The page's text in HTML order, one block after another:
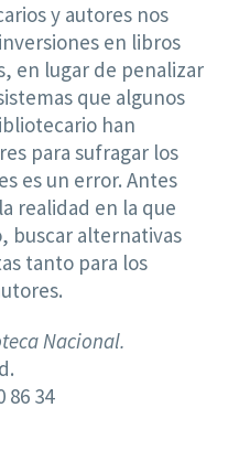
y autores nos
en libros
en lugar de penalizar
que algunos
han
para sufragar los
es un error. Antes
realidad en la que
buscar alternativas
tanto para los
Nacional.
86 34